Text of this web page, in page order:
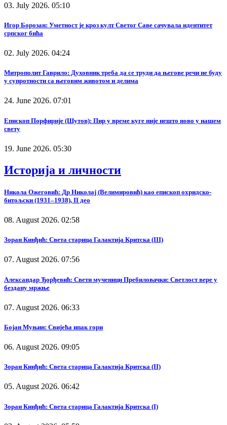
03. July 2026. 05:10
Игор Борозан: Уметност је кроз култ Светог Саве сачувала идентитет
српског бића
02. July 2026. 04:24
Митрополит Гаврило: Духовник треба да се труди да његове речи не буду
у супротности са његовим животом и делима
24. June 2026. 07:01
Епископ Порфирије (Шутов): Пир у време куге није нешто ново у нашем
свету
19. June 2026. 05:30
Историја и личности
Никола Ожеговић: Др Николај (Велимировић) као епископ охридско-
битољски (1931–1938), II део
08. August 2026. 02:58
Зоран Кинђић: Света старица Галактија Критска (III)
07. August 2026. 07:56
Александар Ђорђевић: Свети мученици Пребиловачки: Светлост вере у
бездану мржње
07. August 2026. 06:33
Бојан Муњин: Свијећа ипак гори
06. August 2026. 09:05
Зоран Кинђић: Света старица Галактија Критска (II)
05. August 2026. 06:42
Зоран Кинђић: Света старица Галактија Критска (I)